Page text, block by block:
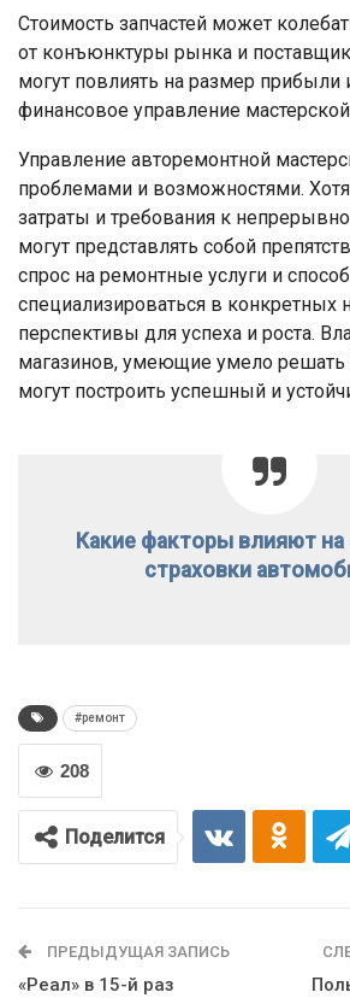
Стоимость запчастей может
от конъюнктуры рынка и
могут повлиять на размер прибыли
финансовое управление
Управление авторемонтной
проблемами и возможностями.
затраты и требования к
могут представлять собой
спрос на ремонтные услуги и
специализироваться в
перспективы для успеха и роста.
магазинов, умеющие умело решать
могут построить успешный и
Какие факторы влияют
страховки
#ремонт
208
Поделится
ПРЕДЫДУЩАЯ ЗАПИСЬ
«Реал» в 15-й раз